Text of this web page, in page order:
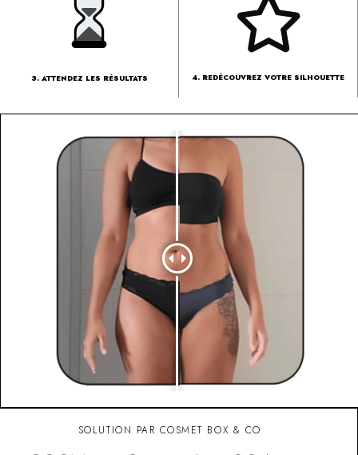
3. ATTENDEZ LES RÉSULTATS 4. REDÉCOUVREZ VOTRE SILHOUETTE
SOLUTION PAR COSMET BOX & CO